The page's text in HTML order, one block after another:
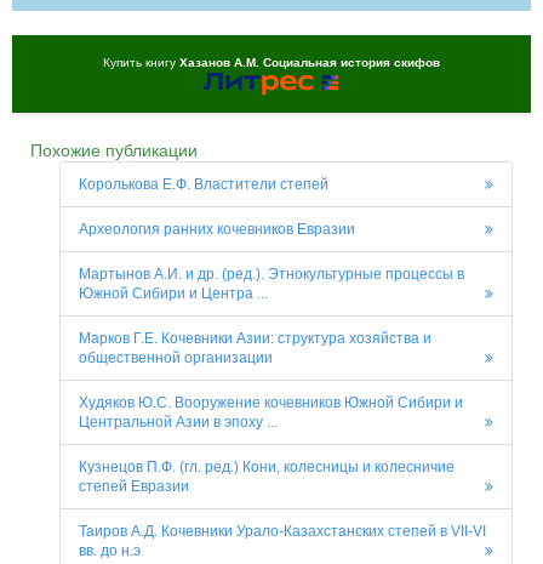
Купить книгу Хазанов А.М. Социальная история скифов
Похожие публикации
Королькова Е.Ф. Властители степей
Археология ранних кочевников Евразии
Мартынов А.И. и др. (ред.). Этнокультурные процессы в
Южной Сибири и Центра ...
Марков Г.Е. Кочевники Азии: cтруктура хозяйства и
общественной организации
Худяков Ю.С. Вооружение кочевников Южной Сибири и
Центральной Азии в эпоху ...
Кузнецов П.Ф. (гл. ред.) Кони, колесницы и колесничие
степей Евразии
Таиров А.Д. Кочевники Урало-Казахстанских степей в VII-VI
вв. до н.э